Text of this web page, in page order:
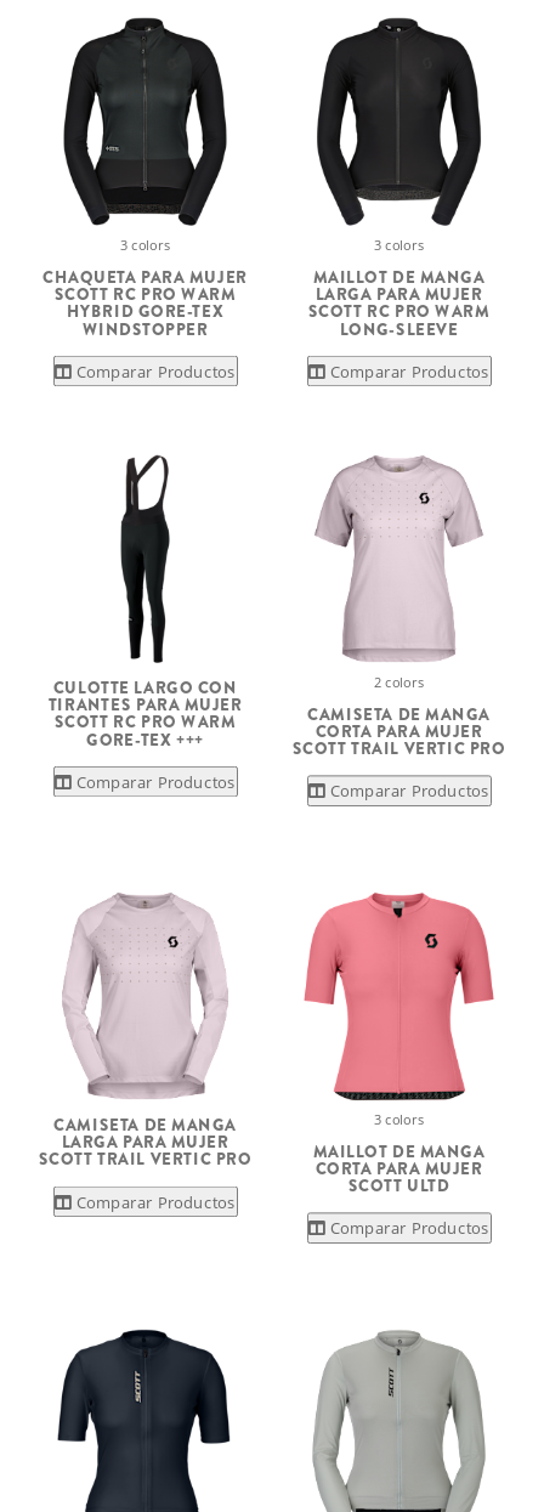
3 colors
CHAQUETA PARA MUJER
SCOTT RC PRO WARM
HYBRID GORE-TEX
WINDSTOPPER
Comparar Productos
3 colors
MAILLOT DE MANGA
LARGA PARA MUJER
SCOTT RC PRO WARM
LONG-SLEEVE
Comparar Productos
CULOTTE LARGO CON
TIRANTES PARA MUJER
SCOTT RC PRO WARM
GORE-TEX +++
Comparar Productos
2 colors
CAMISETA DE MANGA
CORTA PARA MUJER
SCOTT TRAIL VERTIC PRO
Comparar Productos
CAMISETA DE MANGA
LARGA PARA MUJER
SCOTT TRAIL VERTIC PRO
Comparar Productos
3 colors
MAILLOT DE MANGA
CORTA PARA MUJER
SCOTT ULTD
Comparar Productos